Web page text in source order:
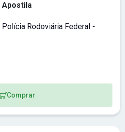
Apostila
Rodoviária Federal -
Comprar